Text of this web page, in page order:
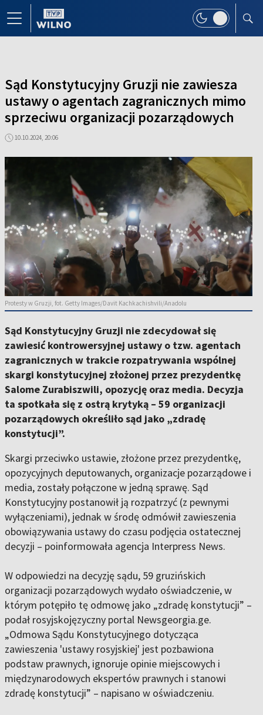
Sąd Konstytucyjny Gruzji nie zawiesza
ustawy o agentach zagranicznych mimo
sprzeciwu organizacji pozarządowych
10.10.2024, 20:06
Protesty w Gruzji, fot. Getty Images/Davit Kachkachishvili/Anadolu
Sąd Konstytucyjny Gruzji nie zdecydował się
zawiesić kontrowersyjnej ustawy o tzw. agentach
zagranicznych w trakcie rozpatrywania wspólnej
skargi konstytucyjnej złożonej przez prezydentkę
Salome Zurabiszwili, opozycję oraz media. Decyzja
ta spotkała się z ostrą krytyką – 59 organizacji
pozarządowych określiło sąd jako „zdradę
konstytucji”.
Skargi przeciwko ustawie, złożone przez prezydentkę,
opozycyjnych deputowanych, organizacje pozarządowe i
media, zostały połączone w jedną sprawę. Sąd
Konstytucyjny postanowił ją rozpatrzyć (z pewnymi
wyłączeniami), jednak w środę odmówił zawieszenia
obowiązywania ustawy do czasu podjęcia ostatecznej
decyzji – poinformowała agencja Interpress News.
W odpowiedzi na decyzję sądu, 59 gruzińskich
organizacji pozarządowych wydało oświadczenie, w
którym potępiło tę odmowę jako „zdradę konstytucji” –
podał rosyjskojęzyczny portal Newsgeorgia.ge.
„Odmowa Sądu Konstytucyjnego dotycząca
zawieszenia 'ustawy rosyjskiej' jest pozbawiona
podstaw prawnych, ignoruje opinie miejscowych i
międzynarodowych ekspertów prawnych i stanowi
zdradę konstytucji” – napisano w oświadczeniu.